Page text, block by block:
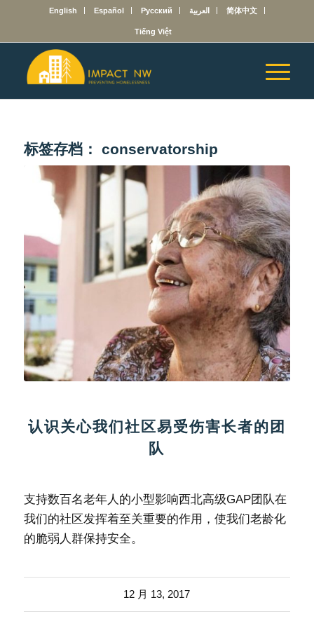
English Español Русский العربية 简体中文
Tiếng Việt
标签存档： conservatorship
认识关心我们社区易受伤害长者的团
队
支持数百名老年人的小型影响西北高级GAP团队在
我们的社区发挥着至关重要的作用，使我们老龄化
的脆弱人群保持安全。
12 月 13, 2017